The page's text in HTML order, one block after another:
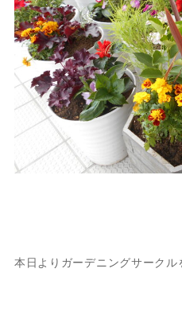
本日よりガーデニングサークル